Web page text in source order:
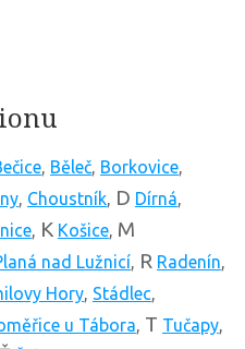
, Běleč, Borkovice,
, Choustník, D Dírná,
, K Košice, M
nad Lužnicí, R Radenín,
Hory, Stádlec,
u Tábora, T Tučapy,